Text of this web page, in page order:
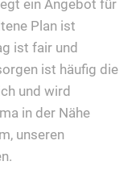
ein Angebot für
Plan ist
ist fair und
ist häufig die
und wird
in der Nähe
unseren